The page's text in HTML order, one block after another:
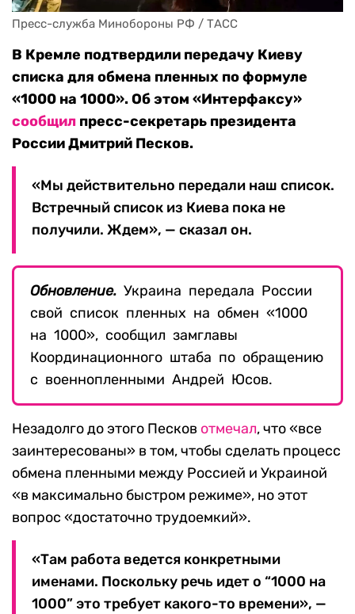
Пресс-служба Минобороны РФ / ТАСС
В Кремле подтвердили передачу Киеву
списка для обмена пленных по формуле
«1000 на 1000». Об этом «Интерфаксу»
сообщил пресс-секретарь президента
России Дмитрий Песков.
«Мы действительно передали наш список.
Встречный список из Киева пока не
получили. Ждем», — сказал он.
Обновление. Украина передала России
свой список пленных на обмен «1000
на 1000», сообщил замглавы
Координационного штаба по обращению
с военнопленными Андрей Юсов.
Незадолго до этого Песков отмечал, что «все
заинтересованы» в том, чтобы сделать процесс
обмена пленными между Россией и Украиной
«в максимально быстром режиме», но этот
вопрос «достаточно трудоемкий».
«Там работа ведется конкретными
именами. Поскольку речь идет о “1000 на
1000” это требует какого-то времени», —